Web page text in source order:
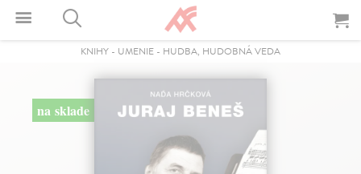
KNIHY - UMENIE - HUDBA, HUDOBNÁ VEDA
na sklade